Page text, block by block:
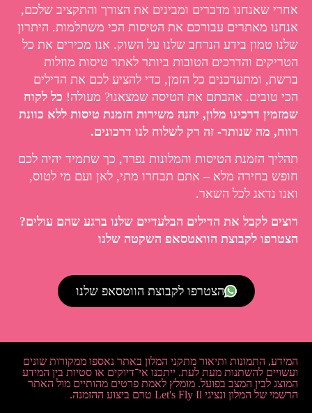
אחרי שאנחנו מדברים ומבינים את הצורך והתקציב שלכם,
אנחנו מאתרים עבורכם את הטיסות הכי משתלמות. היתרון
שלנו טמון בידע הנרחב שלנו על השוק. אנו מכירים את כל
הטריקים והדרכים הטובות ביותר לאתר טיסות מוזלות
ברשת, ומתעדכנים כל הזמן, כדי להציע לכם את הדילים
הכי טובים. אהבתם את הטיסה שמצאנו? מעולה! כל לקוח
שמזמין דרכינו מלון, יהנה משירות הזמנת טיסות ללא כוונת
רווח, מה שנותר- זה רק לשלוח לנו דרכונים.
תהליך הזמנת הטיסות והמלונות נפרד, כך שתמיד יהיה לכם
חופש בחירה מלא – אתם תבחרו מתי, לאן ועם מי לטוס,
ואנו נדאג לכל השאר.
רוצים לקבל את הדילים הבלעדיים שלנו ברגע שהם עולים?
הצטרפו לקבוצת הוואטסאפ השקטה שלנו
הצטרפו לקבוצת הווטסאפ שלנו
המידע, התמונות ותיאור מתקני המלון באתר נאספו ממקורות שונים
ועשויים להשתנות מעת לעת. ייתכנו אי־דיוקים או סטיות בין המידע
המוצג לבין המצב בפועל. מומלץ לאמת פרטים מהותיים מול האתר
הרשמי של המלון ונציגי Let's Fly Il טרם ביצוע ההזמנה.